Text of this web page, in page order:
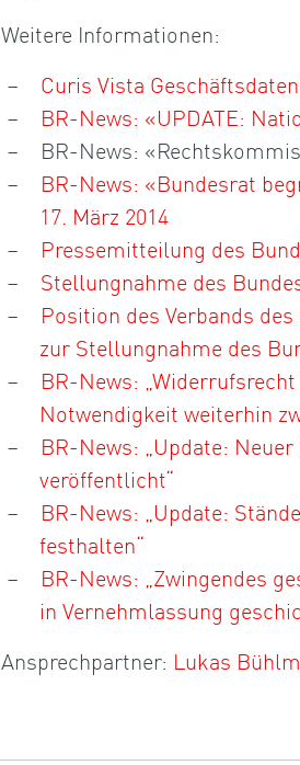
Weitere Informationen:
Curis Vista
BR-News: «UPDATE:
BR-News:
BR-News: «Bundesrat
17. März 2014
Pressemitteilung des
Stellungnahme des
Position des Verbands
zur Stellungnahme des
BR-News:
Notwendigkeit weiterhin
BR-News: „Update:
veröffentlicht“
BR-News: „Update:
festhalten“
BR-News: „Zwingendes
in Vernehmlassung
Ansprechpartner: Lukas